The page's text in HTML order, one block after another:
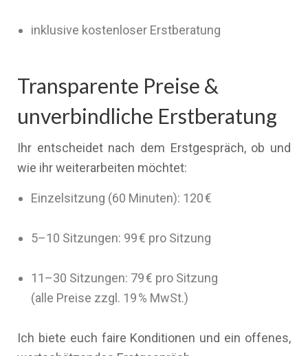
inklusive kostenloser Erstberatung
Transparente Preise &
unverbindliche Erstberatung
Ihr entscheidet nach dem Erstgespräch, ob und
wie ihr weiterarbeiten möchtet:
Einzelsitzung (60 Minuten): 120 €
5–10 Sitzungen: 99 € pro Sitzung
11–30 Sitzungen: 79 € pro Sitzung
(alle Preise zzgl. 19 % MwSt.)
Ich biete euch faire Konditionen und ein offenes,